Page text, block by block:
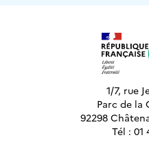
1/7, rue
Parc de la
92298
Tél : 01